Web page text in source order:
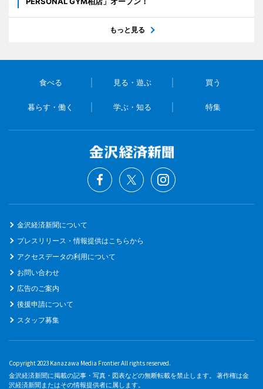
もっと見る
食べる 見る・遊ぶ 買う
暮らす・働く 学ぶ・知る 特集
金沢経済新聞について
プレスリリース・情報提供はこちらから
アクセスデータの利用について
お問い合わせ
広告のご案内
後援申請について
スタッフ募集
Copyright 2023 Kanazawa Media Frontier All rights reserved.
金沢経済新聞に掲載の記事・写真・図表などの無断転載を禁止します。 著作権は金
沢経済新聞またはその情報提供者に属します。